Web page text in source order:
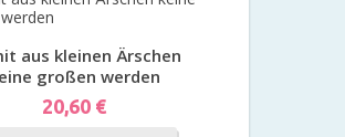
Vorschau
aus kleinen Ärschen
großen werden
Preis
20,60 €